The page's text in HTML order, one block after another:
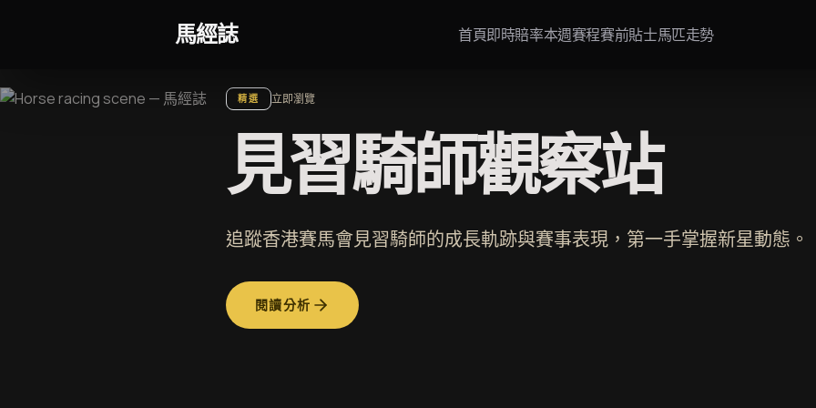
馬經誌 首頁即時賠率本週賽程賽前貼士馬匹走勢
精選 立即瀏覽
見習騎師觀察站
追蹤香港賽馬會見習騎師的成長軌跡與賽事表現，第一手掌握新星動態。
閱讀分析